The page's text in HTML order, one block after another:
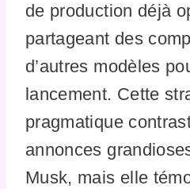
de production déjà
partageant des
d’autres modèles
lancement. Cette
pragmatique
annonces
Musk, mais elle